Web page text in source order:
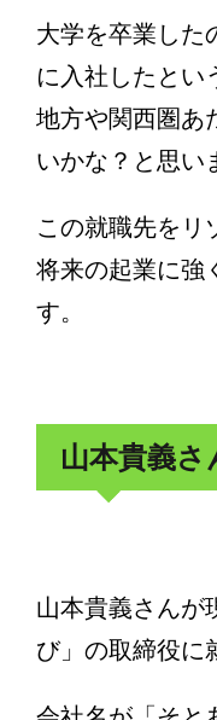
大学を卒業した
に入社したとい
地方や関西圏あ
いかな？と思い
この就職先をリ
将来の起業に強
す。
山本貴義さ
山本貴義さんが
び」の取締役に